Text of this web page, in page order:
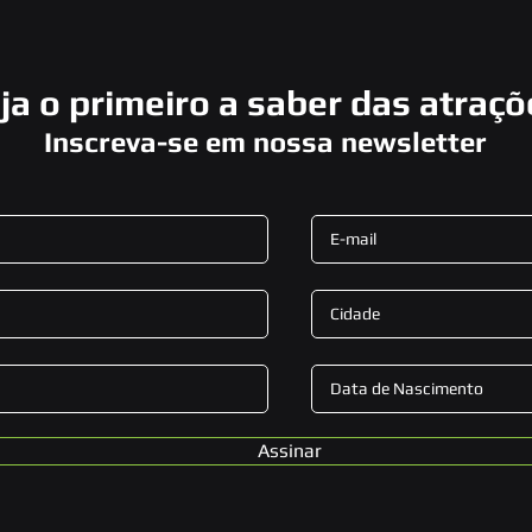
o primeiro a saber das
Inscreva-se em nossa newsletter
Assinar